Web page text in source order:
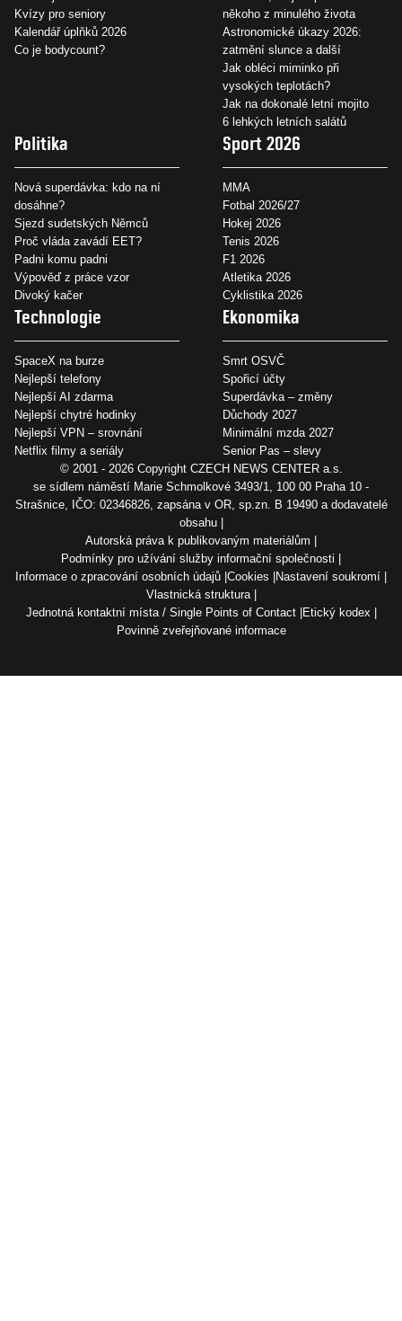
Kvízy pro seniory
Kalendář úplňků 2026
Co je bodycount?
někoho z minulého života
Astronomické úkazy 2026:
zatmění slunce a další
Jak obléci miminko při
vysokých teplotách?
Jak na dokonalé letní mojito
6 lehkých letních salátů
Politika
Nová superdávka: kdo na ní
dosáhne?
Sjezd sudetských Němců
Proč vláda zavádí EET?
Padni komu padni
Výpověď z práce vzor
Divoký kačer
Sport 2026
MMA
Fotbal 2026/27
Hokej 2026
Tenis 2026
F1 2026
Atletika 2026
Cyklistika 2026
Technologie
SpaceX na burze
Nejlepší telefony
Nejlepší AI zdarma
Nejlepší chytré hodinky
Nejlepší VPN – srovnání
Netflix filmy a seriály
Ekonomika
Smrt OSVČ
Spořicí účty
Superdávka – změny
Důchody 2027
Minimální mzda 2027
Senior Pas – slevy
© 2001 - 2026 Copyright CZECH NEWS CENTER a.s.
se sídlem náměstí Marie Schmolkové 3493/1, 100 00 Praha 10 -
Strašnice, IČO: 02346826, zapsána v OR, sp.zn. B 19490 a dodavatelé
obsahu
Autorská práva k publikovaným materiálům
Podmínky pro užívání služby informační společnosti
Informace o zpracování osobních údajů Cookies Nastavení soukromí
Vlastnická struktura
Jednotná kontaktní místa / Single Points of Contact Etický kodex
Povinně zveřejňované informace